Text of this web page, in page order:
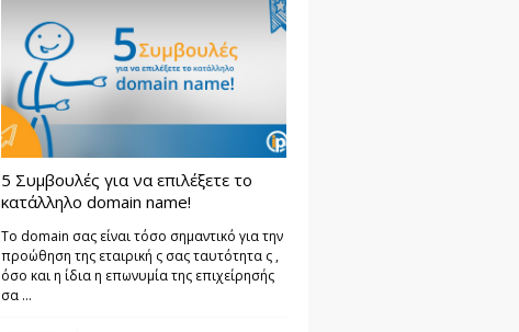
5 Συμβουλές για να επιλέξετε το
κατάλληλο domain name!
Το domain σας είναι τόσο σημαντικό για την
προώθηση της εταιρική ς σας ταυτότητα ς ,
όσο και η ίδια η επωνυμία της επιχείρησής
σα ...